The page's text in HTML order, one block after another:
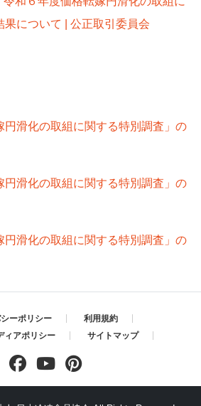
果について | 公正取引委員会
円滑化の取組に関する特別調査」の
円滑化の取組に関する特別調査」の
円滑化の取組に関する特別調査」の
ーポリシー
利用規約
ィアポリシー
サイトマップ